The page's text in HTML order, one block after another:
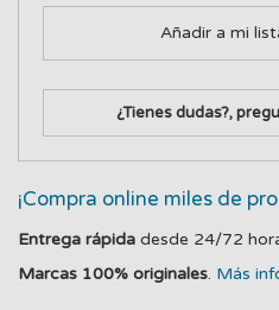
Añadir a mi
¿Tienes dudas?,
¡Compra online miles de
Entrega rápida desde 24/72
Marcas 100% originales. Más